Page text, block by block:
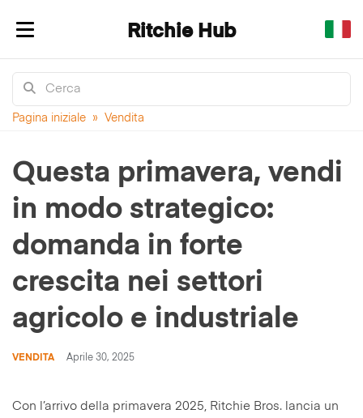
Mostra/nascondi navigazione
Ritchie Hub
Pagina iniziale » Vendita
Questa primavera, vendi
in modo strategico:
domanda in forte
crescita nei settori
agricolo e industriale
VENDITA Aprile 30, 2025
Con l’arrivo della primavera 2025, Ritchie Bros. lancia un